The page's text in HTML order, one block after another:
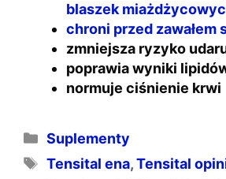
blaszek
chroni przed zawałem
zmniejsza ryzyko
poprawia wyniki
normuje ciśnienie krwi
Kategorie
Suplementy
Tagi
Tensital ena,Tensital